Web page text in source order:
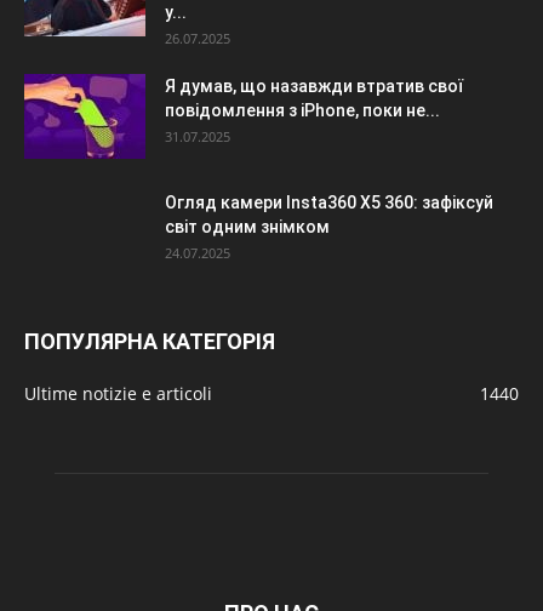
у...
26.07.2025
Я думав, що назавжди втратив свої
повідомлення з iPhone, поки не...
31.07.2025
Огляд камери Insta360 X5 360: зафіксуй
світ одним знімком
24.07.2025
ПОПУЛЯРНА КАТЕГОРІЯ
Ultime notizie e articoli 1440